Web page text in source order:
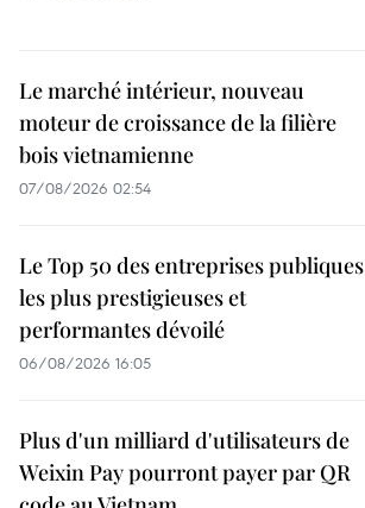
Le marché intérieur, nouveau
moteur de croissance de la filière
bois vietnamienne
07/08/2026 02:54
Le Top 50 des entreprises publiques
les plus prestigieuses et
performantes dévoilé
06/08/2026 16:05
Plus d'un milliard d'utilisateurs de
Weixin Pay pourront payer par QR